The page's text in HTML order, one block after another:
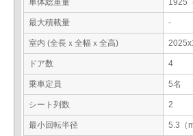
車体総重量 1925
最大積載量 -
室内 (全長ｘ全幅ｘ全高)
ドア数 4
乗車定員 5名
シート列数 2
最小回転半径 5.3（m